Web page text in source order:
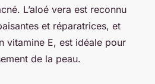
L’aloé vera est reconnu
et réparatrices, et
vitamine E, est idéale pour
de la peau.